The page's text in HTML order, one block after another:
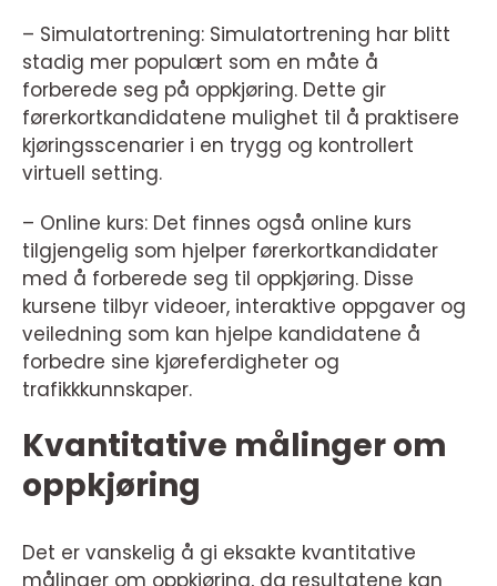
– Simulatortrening: Simulatortrening har blitt
stadig mer populært som en måte å
forberede seg på oppkjøring. Dette gir
førerkortkandidatene mulighet til å praktisere
kjøringsscenarier i en trygg og kontrollert
virtuell setting.
– Online kurs: Det finnes også online kurs
tilgjengelig som hjelper førerkortkandidater
med å forberede seg til oppkjøring. Disse
kursene tilbyr videoer, interaktive oppgaver og
veiledning som kan hjelpe kandidatene å
forbedre sine kjøreferdigheter og
trafikkkunnskaper.
Kvantitative målinger om
oppkjøring
Det er vanskelig å gi eksakte kvantitative
målinger om oppkjøring, da resultatene kan